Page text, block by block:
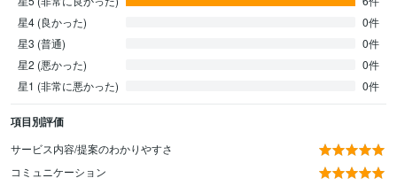
星4 (良かった)
0件
星3 (普通)
0件
星2 (悪かった)
0件
星1 (非常に悪かった)
0件
項目別評価
サービス内容/提案のわかりやすさ
コミュニケーション